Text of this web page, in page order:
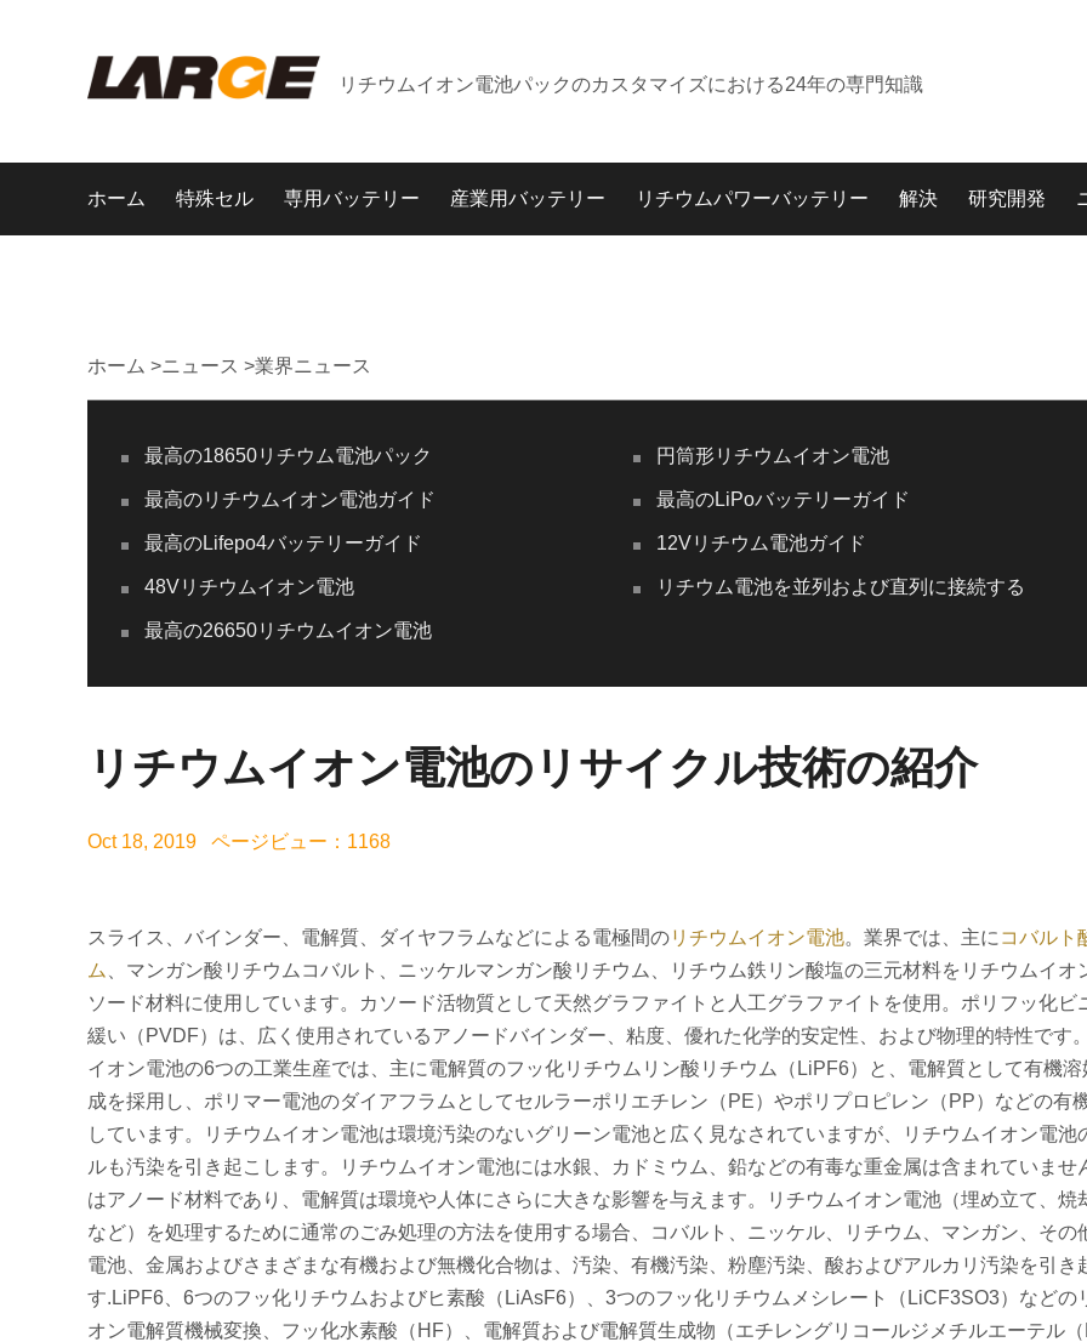
リチウムイオン電池パックのカスタマイズにおける24年の専門知識
ホーム 特殊セル 専用バッテリー 産業用バッテリー リチウムパワーバッテリー 解決 研究開発
ホーム >ニュース >業界ニュース
最高の18650リチウム電池パック 円筒形リチウムイオン電池
最高のリチウムイオン電池ガイド 最高のLiPoバッテリーガイド
最高のLifepo4バッテリーガイド 12Vリチウム電池ガイド
48Vリチウムイオン電池 リチウム電池を並列および直列に接続する
最高の26650リチウムイオン電池
リチウムイオン電池のリサイクル技術の紹介
Oct 18, 2019 ページビュー：1168
スライス、バインダー、電解質、ダイヤフラムなどによる電極間のリチウムイオン電池。業界では、主に コバルト
ム
、マンガン酸リチウムコバルト、ニッケルマンガン酸リチウム、リチウム鉄リン酸塩の三元材料をリチウムイオ
ソード材料に使用しています。カソード活物質として天然グラファイトと人工グラファイトを使用。ポリフッ化ビ
緩い（PVDF）は、広く使用されているアノードバインダー、粘度、優れた化学的安定性、および物理的特性です
イオン電池の6つの工業生産では、主に電解質のフッ化リチウムリン酸リチウム（LiPF6）と、電解質として有機
成を採用し、ポリマー電池のダイアフラムとしてセルラーポリエチレン（PE）やポリプロピレン（PP）などの有
しています。リチウムイオン電池は環境汚染のないグリーン電池と広く見なされていますが、リチウムイオン電池
ルも汚染を引き起こします。リチウムイオン電池には水銀、カドミウム、鉛などの有毒な重金属は含まれていませ
はアノード材料であり、電解質は環境や人体にさらに大きな影響を与えます。リチウムイオン電池（埋め立て、焼
など）を処理するために通常のごみ処理の方法を使用する場合、コバルト、ニッケル、リチウム、マンガン、その
電池、金属およびさまざまな有機および無機化合物は、汚染、有機汚染、粉塵汚染、酸およびアルカリ汚染を引き
す.LiPF6、6つのフッ化リチウムおよびヒ素酸（LiAsF6）、3つのフッ化リチウムメシレート（LiCF3SO3）などの
オン電解質機械変換、フッ化水素酸（HF）、電解質および電解質生成物（エチレングリコールジメチルエーテル